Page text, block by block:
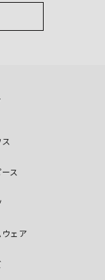
ス
ェア